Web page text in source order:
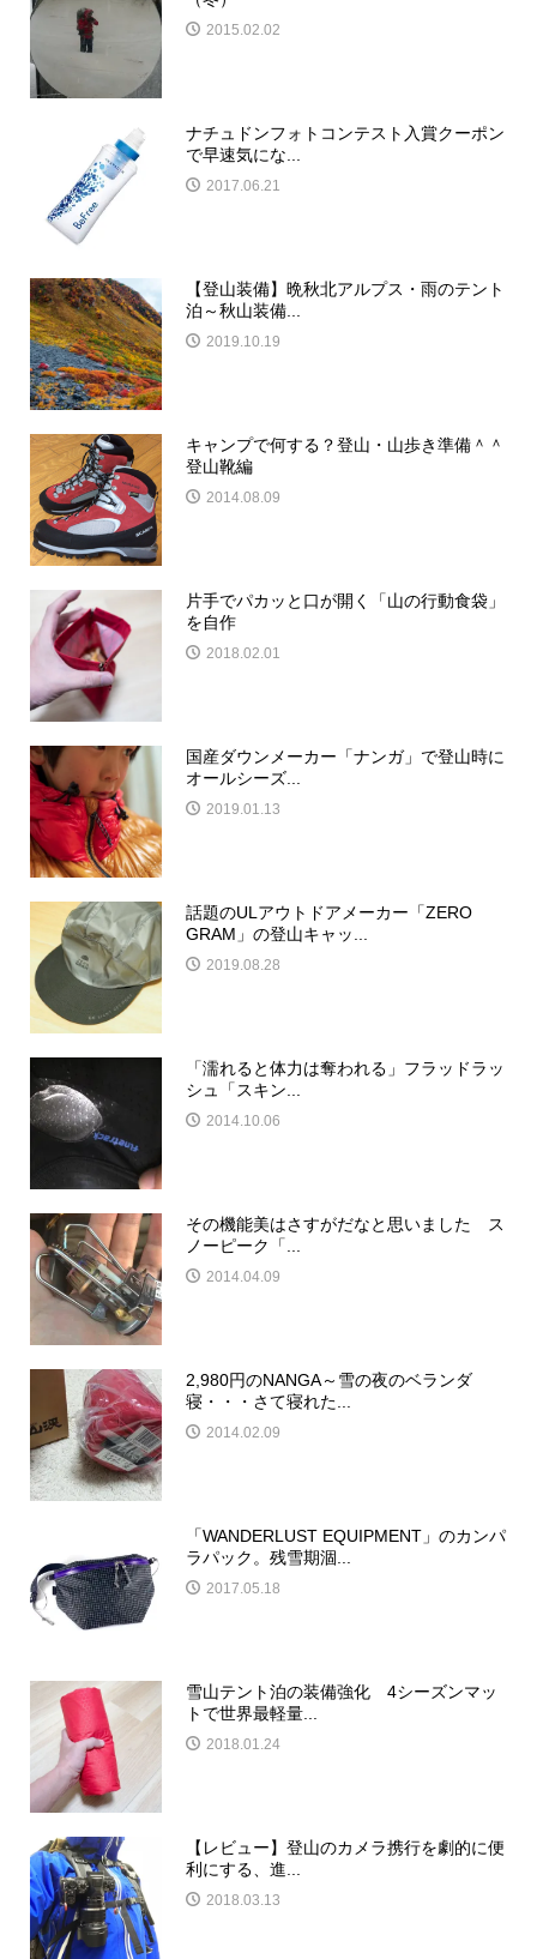
2015.02.02
ナチュドンフォトコンテスト入賞クーポン
で早速気にな...
2017.06.21
【登山装備】晩秋北アルプス・雨のテント
泊～秋山装備...
2019.10.19
キャンプで何する？登山・山歩き準備＾＾
登山靴編
2014.08.09
片手でパカッと口が開く「山の行動食袋」
を自作
2018.02.01
国産ダウンメーカー「ナンガ」で登山時に
オールシーズ...
2019.01.13
話題のULアウトドアメーカー「ZERO
GRAM」の登山キャッ...
2019.08.28
「濡れると体力は奪われる」フラッドラッ
シュ「スキン...
2014.10.06
その機能美はさすがだなと思いました ス
ノーピーク「...
2014.04.09
2,980円のNANGA～雪の夜のベランダ
寝・・・さて寝れた...
2014.02.09
「WANDERLUST EQUIPMENT」のカンパ
ラパック。残雪期涸...
2017.05.18
雪山テント泊の装備強化 4シーズンマッ
トで世界最軽量...
2018.01.24
【レビュー】登山のカメラ携行を劇的に便
利にする、進...
2018.03.13